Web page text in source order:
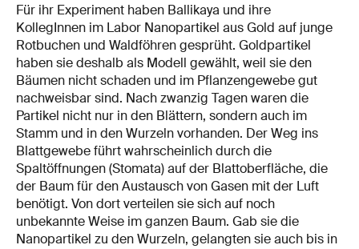
Für ihr Experiment haben Ballikaya und ihre
KollegInnen im Labor Nanopartikel aus Gold auf junge
Rotbuchen und Waldföhren gesprüht. Goldpartikel
haben sie deshalb als Modell gewählt, weil sie den
Bäumen nicht schaden und im Pflanzengewebe gut
nachweisbar sind. Nach zwanzig Tagen waren die
Partikel nicht nur in den Blättern, sondern auch im
Stamm und in den Wurzeln vorhanden. Der Weg ins
Blattgewebe führt wahrscheinlich durch die
Spaltöffnungen (Stomata) auf der Blattoberfläche, die
der Baum für den Austausch von Gasen mit der Luft
benötigt. Von dort verteilen sie sich auf noch
unbekannte Weise im ganzen Baum. Gab sie die
Nanopartikel zu den Wurzeln, gelangten sie auch bis in